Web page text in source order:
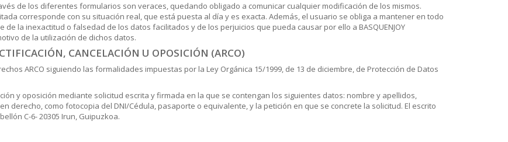
de los diferentes formularios son veraces, quedando obligado a comunicar cualquier modificación de los mismos.
corresponde con su situación real, que está puesta al día y es exacta. Además, el usuario se obliga a mantener en todo
la inexactitud o falsedad de los datos facilitados y de los perjuicios que pueda causar por ello a BASQUENJOY
de la utilización de dichos datos.
CANCELACIÓN U OPOSICIÓN (ARCO)
ARCO siguiendo las formalidades impuestas por la Ley Orgánica 15/1999, de 13 de diciembre, de Protección de Datos
y oposición mediante solicitud escrita y firmada en la que se contengan los siguientes datos: nombre y apellidos,
derecho, como fotocopia del DNI/Cédula, pasaporte o equivalente, y la petición en que se concrete la solicitud. El escrito
C-6- 20305 Irun, Guipuzkoa.